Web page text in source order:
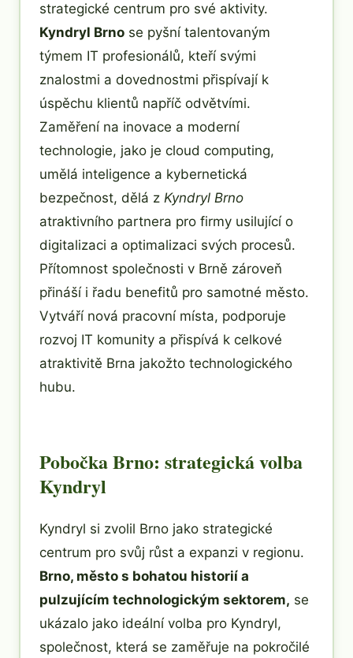
strategické centrum pro své aktivity.
Kyndryl Brno se pyšní talentovaným
týmem IT profesionálů, kteří svými
znalostmi a dovednostmi přispívají k
úspěchu klientů napříč odvětvími.
Zaměření na inovace a moderní
technologie, jako je cloud computing,
umělá inteligence a kybernetická
bezpečnost, dělá z Kyndryl Brno
atraktivního partnera pro firmy usilující o
digitalizaci a optimalizaci svých procesů.
Přítomnost společnosti v Brně zároveň
přináší i řadu benefitů pro samotné město.
Vytváří nová pracovní místa, podporuje
rozvoj IT komunity a přispívá k celkové
atraktivitě Brna jakožto technologického
hubu.
Pobočka Brno: strategická volba
Kyndryl
Kyndryl si zvolil Brno jako strategické
centrum pro svůj růst a expanzi v regionu.
Brno, město s bohatou historií a
pulzujícím technologickým sektorem, se
ukázalo jako ideální volba pro Kyndryl,
společnost, která se zaměřuje na pokročilé